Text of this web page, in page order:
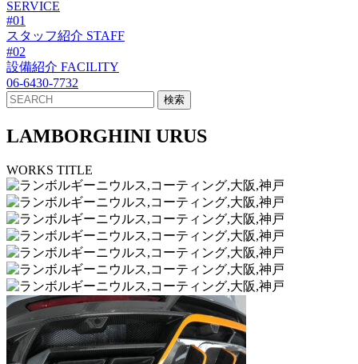
SERVICE
#01
スタッフ紹介 STAFF
#02
設備紹介 FACILITY
06-6430-7732
LAMBORGHINI URUS
WORKS TITLE